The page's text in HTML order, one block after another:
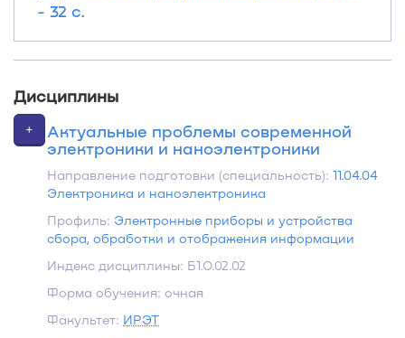
- 32 с.
Дисциплины
+
Актуальные проблемы современной
электроники и наноэлектроники
Направление подготовки (специальность):11.04.04
Электроника и наноэлектроника
Профиль: Электронные приборы и устройства
сбора, обработки и отображения информации
Индекс дисциплины: Б1.О.02.02
Форма обучения: очная
Факультет: ИРЭТ